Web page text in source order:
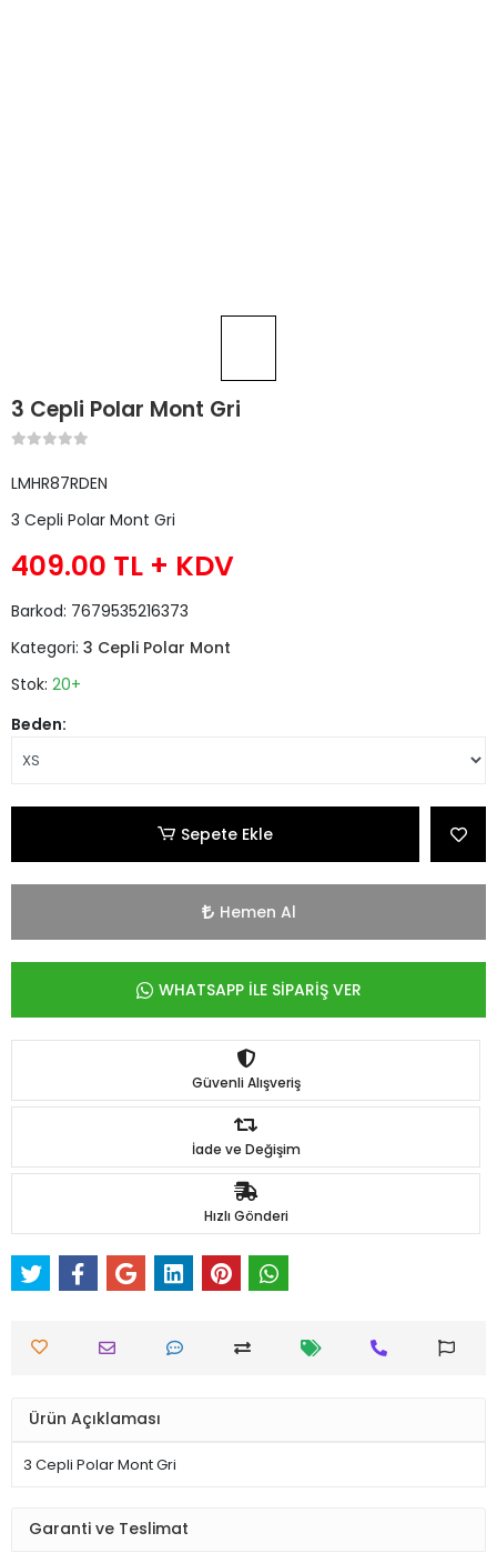
3 Cepli Polar Mont Gri
LMHR87RDEN
3 Cepli Polar Mont Gri
409.00 TL + KDV
Barkod: 7679535216373
Kategori: 3 Cepli Polar Mont
Stok: 20+
Beden:
Sepete Ekle
Hemen Al
WHATSAPP İLE SİPARİŞ VER
Güvenli Alışveriş
İade ve Değişim
Hızlı Gönderi
Ürün Açıklaması
3 Cepli Polar Mont Gri
Garanti ve Teslimat